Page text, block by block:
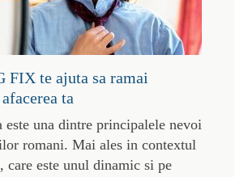
FIX te ajuta sa ramai
ta
una dintre principalele nevoi
romani. Mai ales in contextul
care este unul dinamic si pe